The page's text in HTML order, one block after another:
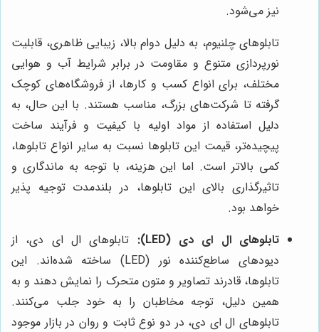
نیز می‌شود.
تابلوهای چلنیوم، به دلیل دوام بالا، زیبایی ظاهری، قابلیت
نورپردازی متنوع و مقاومت در برابر شرایط آب و هوایی
مختلف، برای انواع کسب و کارها، از فروشگاه‌های کوچک
گرفته تا شرکت‌های بزرگ، مناسب هستند. با این حال، به
دلیل استفاده از مواد اولیه با کیفیت و فرآیند ساخت
پیچیده‌تر، قیمت این تابلوها نسبت به سایر انواع تابلوها،
کمی بالاتر است. اما این هزینه، با توجه به ماندگاری و
تاثیرگذاری بالای این تابلوها، در بلندمدت توجیه پذیر
خواهد بود.
تابلوهای ال ای دی (LED):
تابلوهای ال ای دی، از
دیودهای ساطع‌کننده نور (LED) ساخته شده‌اند. این
تابلوها، قادرند تصاویر و متون متحرک را نمایش دهند و به
همین دلیل، توجه مخاطبان را به خود جلب می‌کنند.
تابلوهای ال ای دی، در دو نوع ثابت و روان در بازار موجود